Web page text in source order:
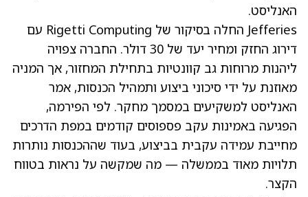
האנליסט.
Jefferies החלה בסיקור של Rigetti Computing עם
דירוג החזק ומחיר יעד של 30 דולר. החברה צפויה
ליהנות מרוחות גב קוונטיות בתחילת המחזור, אך המניה
מאוזנת על ידי סיכוני ביצוע ותמהיל הכנסות, אמר
האנליסט למשקיעים במסמך מחקר. לפי הפירמה,
הפגיעה באמינות עקב פספוסים קודמים במפת הדרכים
מחייבת עמידה עקבית בביצוע, בעוד שההכנסות נותרות
תלויות מאוד בממשלה — מה שמקשה על נראות בטווח
הקצר.